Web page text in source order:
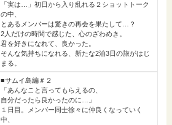
「実は…」初日から入り乱れる２ショットトーク
の中、
とあるメンバーは驚きの再会を果たして…？
2人だけの時間で感じた、心のざわめき。
君を好きになれて、良かった。
そんな気持ちになれる、新たな2泊3日の旅がはじ
まる。
■サムイ島編＃２
「あんなこと言ってもらえるの、
自分だったら良かったのに…」
１日目。メンバー同士徐々に仲良くなっていく
中、